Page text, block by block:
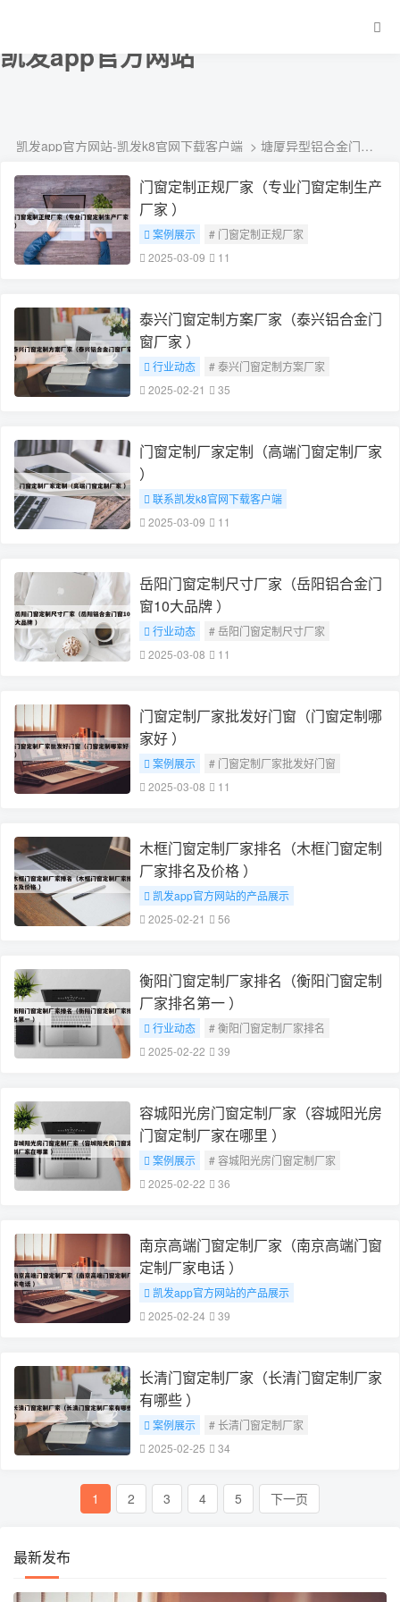
塘厦异型铝合金门窗定制生产厂家-
凯发app官方网站
凯发app官方网站-凯发k8官网下载客户端 > 塘厦异型铝合金门窗定制生产厂家
门窗定制正规厂家（专业门窗定制生产
厂家 ）
案例展示
# 门窗定制正规厂家
2025-03-09
11
泰兴门窗定制方案厂家（泰兴铝合金门
窗厂家 ）
行业动态
# 泰兴门窗定制方案厂家
2025-02-21
35
门窗定制厂家定制（高端门窗定制厂家
）
联系凯发k8官网下载客户端
# 门窗定制厂家定制
2025-03-09 11
岳阳门窗定制尺寸厂家（岳阳铝合金门
窗10大品牌 ）
行业动态
# 岳阳门窗定制尺寸厂家
2025-03-08
11
门窗定制厂家批发好门窗（门窗定制哪
家好 ）
案例展示
# 门窗定制厂家批发好门窗
2025-03-08
11
木框门窗定制厂家排名（木框门窗定制
厂家排名及价格 ）
凯发app官方网站的产品展示
# 木框门窗定制厂家排名
2025-02-21 56
衡阳门窗定制厂家排名（衡阳门窗定制
厂家排名第一 ）
行业动态
# 衡阳门窗定制厂家排名
2025-02-22
39
容城阳光房门窗定制厂家（容城阳光房
门窗定制厂家在哪里 ）
案例展示
# 容城阳光房门窗定制厂家
2025-02-22
36
南京高端门窗定制厂家（南京高端门窗
定制厂家电话 ）
凯发app官方网站的产品展示
# 南京高端门窗定制厂家
2025-02-24 39
长清门窗定制厂家（长清门窗定制厂家
有哪些 ）
案例展示
# 长清门窗定制厂家
2025-02-25
34
1 2 3 4 5 下一页
最新发布